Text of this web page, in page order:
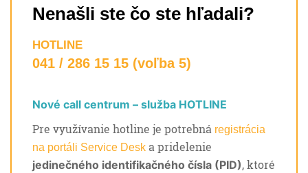
Nenašli ste čo ste hľadali?
HOTLINE
041 / 286 15 15 (voľba 5)
Nové call centrum – služba HOTLINE
Pre využívanie hotline je potrebná registrácia
na portáli Service Desk a pridelenie
jedinečného identifikačného čísla (PID), ktoré